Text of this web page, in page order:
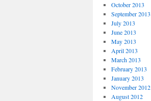
October 2013
September 2013
July 2013
June 2013
May 2013
April 2013
March 2013
February 2013
January 2013
November 2012
August 2012